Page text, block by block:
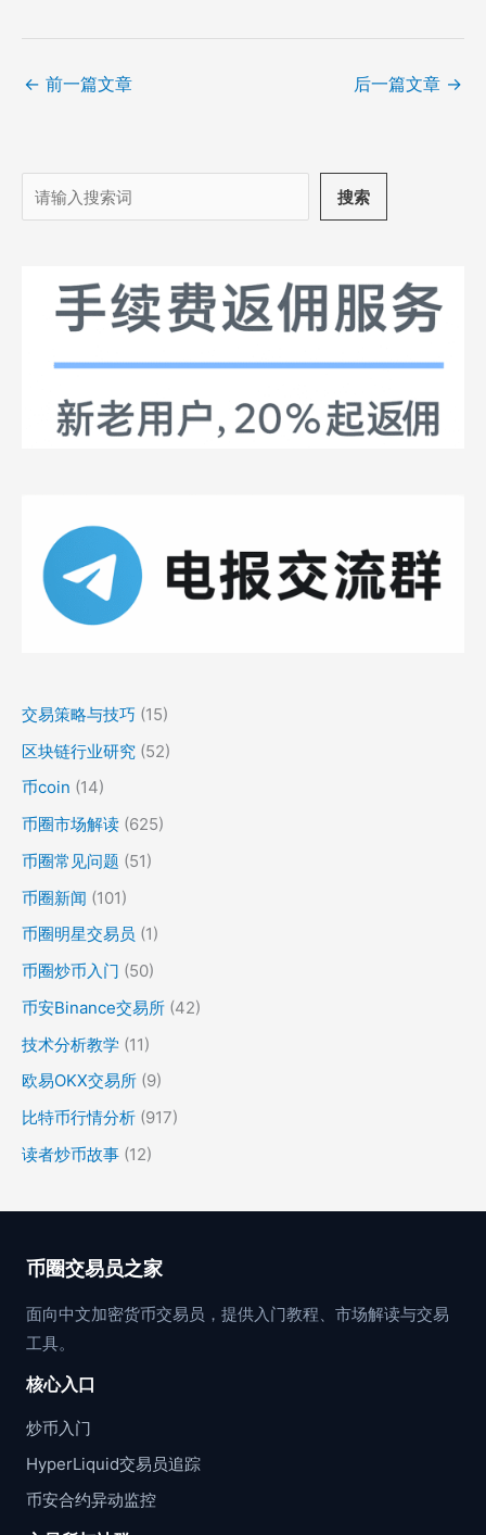
← 前一篇文章 后一篇文章 →
搜
索
搜索
交易策略与技巧 (15)
区块链行业研究 (52)
币coin (14)
币圈市场解读 (625)
币圈常见问题 (51)
币圈新闻 (101)
币圈明星交易员 (1)
币圈炒币入门 (50)
币安Binance交易所 (42)
技术分析教学 (11)
欧易OKX交易所 (9)
比特币行情分析 (917)
读者炒币故事 (12)
币圈交易员之家
面向中文加密货币交易员，提供入门教程、市场解读与交易
工具。
核心入口
炒币入门
HyperLiquid交易员追踪
币安合约异动监控